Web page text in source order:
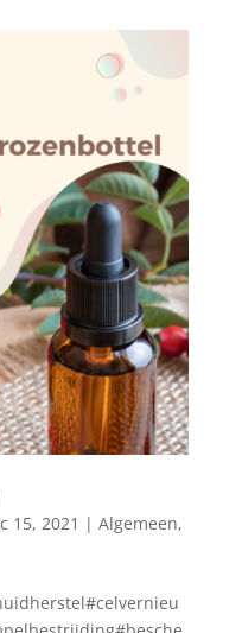
15, 2021 | Algemeen,